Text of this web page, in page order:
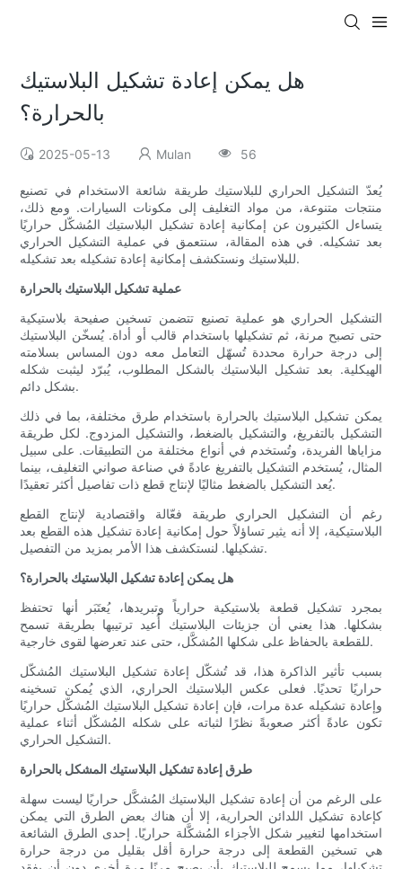
هل يمكن إعادة تشكيل البلاستيك
بالحرارة؟
2025-05-13 Mulan 56
يُعدّ التشكيل الحراري للبلاستيك طريقة شائعة الاستخدام في تصنيع
منتجات متنوعة، من مواد التغليف إلى مكونات السيارات. ومع ذلك،
يتساءل الكثيرون عن إمكانية إعادة تشكيل البلاستيك المُشكّل حراريًا
بعد تشكيله. في هذه المقالة، سنتعمق في عملية التشكيل الحراري
للبلاستيك ونستكشف إمكانية إعادة تشكيله بعد تشكيله.
عملية تشكيل البلاستيك بالحرارة
التشكيل الحراري هو عملية تصنيع تتضمن تسخين صفيحة بلاستيكية
حتى تصبح مرنة، ثم تشكيلها باستخدام قالب أو أداة. يُسخّن البلاستيك
إلى درجة حرارة محددة تُسهّل التعامل معه دون المساس بسلامته
الهيكلية. بعد تشكيل البلاستيك بالشكل المطلوب، يُبرّد ليثبت شكله
بشكل دائم.
يمكن تشكيل البلاستيك بالحرارة باستخدام طرق مختلفة، بما في ذلك
التشكيل بالتفريغ، والتشكيل بالضغط، والتشكيل المزدوج. لكل طريقة
مزاياها الفريدة، وتُستخدم في أنواع مختلفة من التطبيقات. على سبيل
المثال، يُستخدم التشكيل بالتفريغ عادةً في صناعة صواني التغليف، بينما
يُعد التشكيل بالضغط مثاليًا لإنتاج قطع ذات تفاصيل أكثر تعقيدًا.
رغم أن التشكيل الحراري طريقة فعّالة واقتصادية لإنتاج القطع
البلاستيكية، إلا أنه يثير تساؤلاً حول إمكانية إعادة تشكيل هذه القطع بعد
تشكيلها. لنستكشف هذا الأمر بمزيد من التفصيل.
هل يمكن إعادة تشكيل البلاستيك بالحرارة؟
بمجرد تشكيل قطعة بلاستيكية حرارياً وتبريدها، يُعتَبَر أنها تحتفظ
بشكلها. هذا يعني أن جزيئات البلاستيك أُعيد ترتيبها بطريقة تسمح
للقطعة بالحفاظ على شكلها المُشكَّل، حتى عند تعرضها لقوى خارجية.
بسبب تأثير الذاكرة هذا، قد تُشكّل إعادة تشكيل البلاستيك المُشكّل
حراريًا تحديًا. فعلى عكس البلاستيك الحراري، الذي يُمكن تسخينه
وإعادة تشكيله عدة مرات، فإن إعادة تشكيل البلاستيك المُشكّل حراريًا
تكون عادةً أكثر صعوبةً نظرًا لثباته على شكله المُشكّل أثناء عملية
التشكيل الحراري.
طرق إعادة تشكيل البلاستيك المشكل بالحرارة
على الرغم من أن إعادة تشكيل البلاستيك المُشكَّل حراريًا ليست سهلة
كإعادة تشكيل اللدائن الحرارية، إلا أن هناك بعض الطرق التي يمكن
استخدامها لتغيير شكل الأجزاء المُشكَّلة حراريًا. إحدى الطرق الشائعة
هي تسخين القطعة إلى درجة حرارة أقل بقليل من درجة حرارة